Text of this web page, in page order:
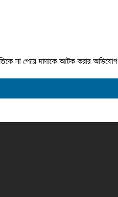
না পেয়ে দাদাকে আটক করার অভিযোগ